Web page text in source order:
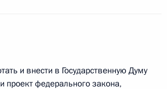
по науке и образованию
и внести в Государственную Думу
проект федерального закона,